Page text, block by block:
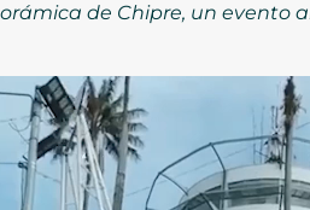
de Chipre, un